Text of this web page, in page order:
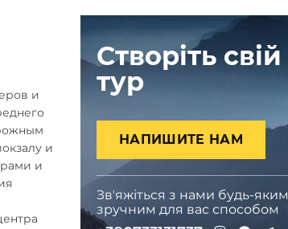
и
и
и
Створіть свій
тур
НАПИШИТЕ НАМ
Звʼяжіться з нами будь-яким
зручним для вас способом